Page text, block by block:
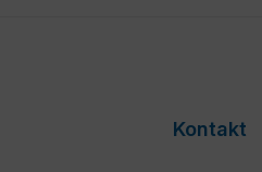
Kontakt